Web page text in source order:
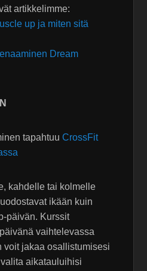
artikkelimme:
up ja miten sitä
Dream
tapahtuuCrossFit
kahdelle tai kolmelle
ikään kuin
päivän. Kurssit
vaihtelevassa
voit jakaa osallistumisesi
aikatauluihisi